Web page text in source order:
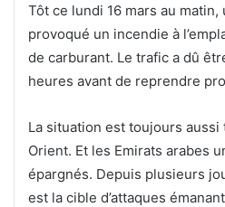
Tôt ce lundi 16 mars au
provoqué un incendie à
de carburant. Le trafic a dû
heures avant de reprendre
La situation est toujours
Orient. Et les Emirats arabes
épargnés. Depuis plusieurs
est la cible d’attaques